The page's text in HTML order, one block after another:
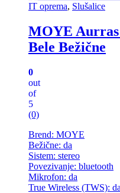
IT oprema, Slušalice
MOYE Aurras
Bele Bežične
0
out
of
5
(0)
Brend: MOYE
Bežične: da
Sistem: stereo
Povezivanje: bluetooth
Mikrofon: da
True Wireless (TWS): da